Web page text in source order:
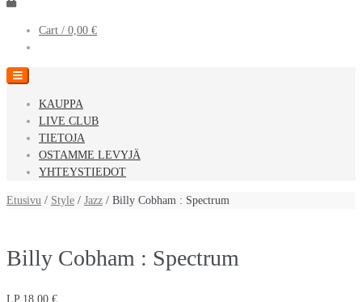
Cart / 0,00 €
KAUPPA
LIVE CLUB
TIETOJA
OSTAMME LEVYJÄ
YHTEYSTIEDOT
Etusivu / Style / Jazz / Billy Cobham : Spectrum
Billy Cobham : Spectrum
LP 18,00 €